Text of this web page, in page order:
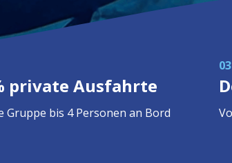
private Ausfahrtе
Gruppe bis 4 Personen an Bord
03